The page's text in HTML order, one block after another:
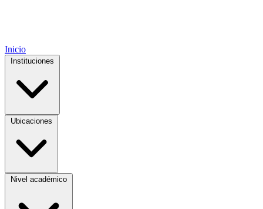
Inicio
Instituciones
Ubicaciones
Nivel académico